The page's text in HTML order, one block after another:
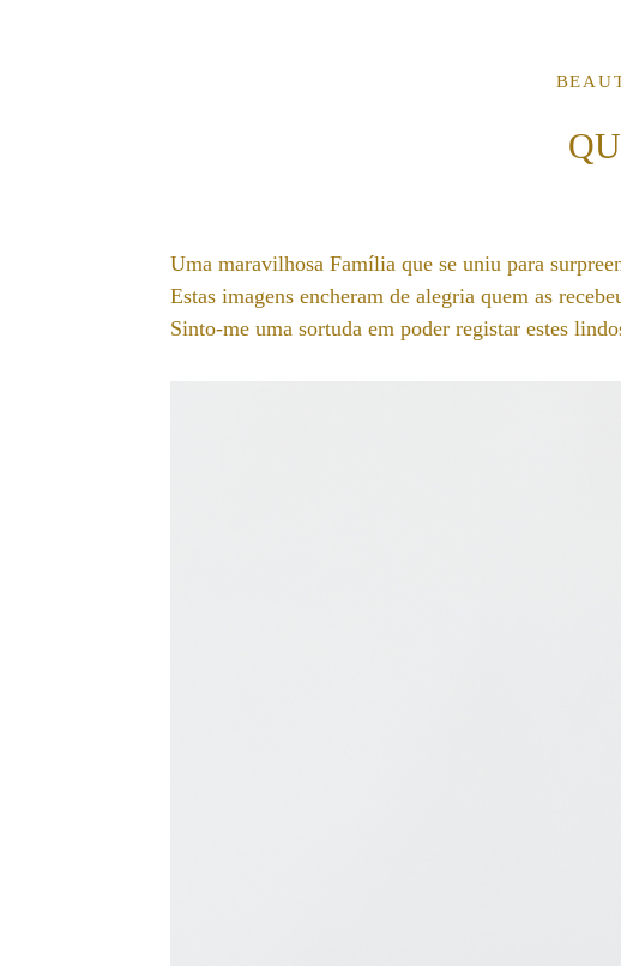
Uma maravilhosa Família que se uniu para
Estas imagens encheram de alegria quem as
Sinto-me uma sortuda em poder registar estes